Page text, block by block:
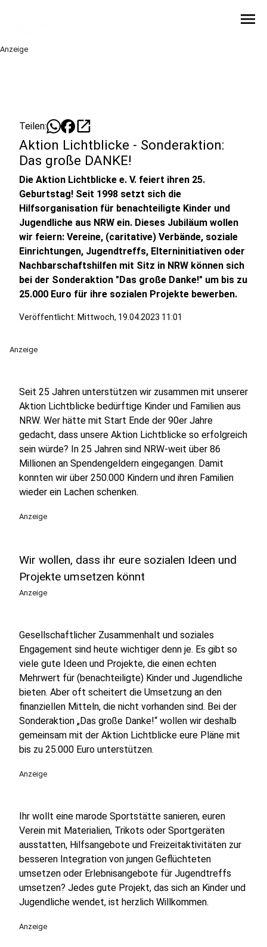
menu
Anzeige
Teilen: open_in_new
Aktion Lichtblicke - Sonderaktion:
Das große DANKE!
Die Aktion Lichtblicke e. V. feiert ihren 25.
Geburtstag! Seit 1998 setzt sich die
Hilfsorganisation für benachteiligte Kinder und
Jugendliche aus NRW ein. Dieses Jubiläum wollen
wir feiern: Vereine, (caritative) Verbände, soziale
Einrichtungen, Jugendtreffs, Elterninitiativen oder
Nachbarschaftshilfen mit Sitz in NRW können sich
bei der Sonderaktion "Das große Danke!" um bis zu
25.000 Euro für ihre sozialen Projekte bewerben.
Veröffentlicht: Mittwoch, 19.04.2023 11:01
Anzeige
Seit 25 Jahren unterstützen wir zusammen mit unserer
Aktion Lichtblicke bedürftige Kinder und Familien aus
NRW. Wer hätte mit Start Ende der 90er Jahre
gedacht, dass unsere Aktion Lichtblicke so erfolgreich
sein würde? In 25 Jahren sind NRW-weit über 86
Millionen an Spendengeldern eingegangen. Damit
konnten wir über 250.000 Kindern und ihren Familien
wieder ein Lachen schenken.
Anzeige
Wir wollen, dass ihr eure sozialen Ideen und
Projekte umsetzen könnt
Anzeige
Gesellschaftlicher Zusammenhalt und soziales
Engagement sind heute wichtiger denn je. Es gibt so
viele gute Ideen und Projekte, die einen echten
Mehrwert für (benachteiligte) Kinder und Jugendliche
bieten. Aber oft scheitert die Umsetzung an den
finanziellen Mitteln, die nicht vorhanden sind. Bei der
Sonderaktion „Das große Danke!“ wollen wir deshalb
gemeinsam mit der Aktion Lichtblicke eure Pläne mit
bis zu 25.000 Euro unterstützen.
Anzeige
Ihr wollt eine marode Sportstätte sanieren, euren
Verein mit Materialien, Trikots oder Sportgeräten
ausstatten, Hilfsangebote und Freizeitaktivitäten zur
besseren Integration von jungen Geflüchteten
umsetzen oder Erlebnisangebote für Jugendtreffs
umsetzen? Jedes gute Projekt, das sich an Kinder und
Jugendliche wendet, ist herzlich Willkommen.
Anzeige